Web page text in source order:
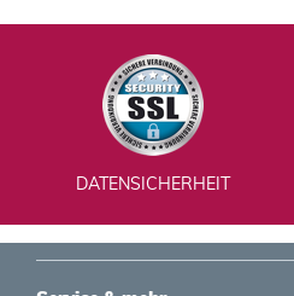
DATENSICHERHEIT